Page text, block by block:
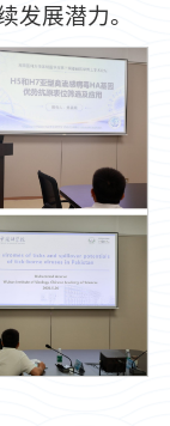
发展潜力。